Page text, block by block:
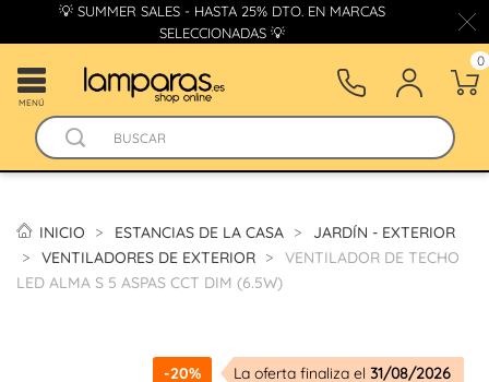
💡 SUMMER SALES - HASTA 25% DTO. EN MARCAS
SELECCIONADAS 💡
MENÚ
0
INICIO ESTANCIAS DE LA CASA
JARDÍN - EXTERIOR
VENTILADORES DE EXTERIOR
VENTILADOR DE TECHO
LED ALMA S 5 ASPAS CCT DIM (6.5W)
-20% La oferta finaliza el 31/08/2026